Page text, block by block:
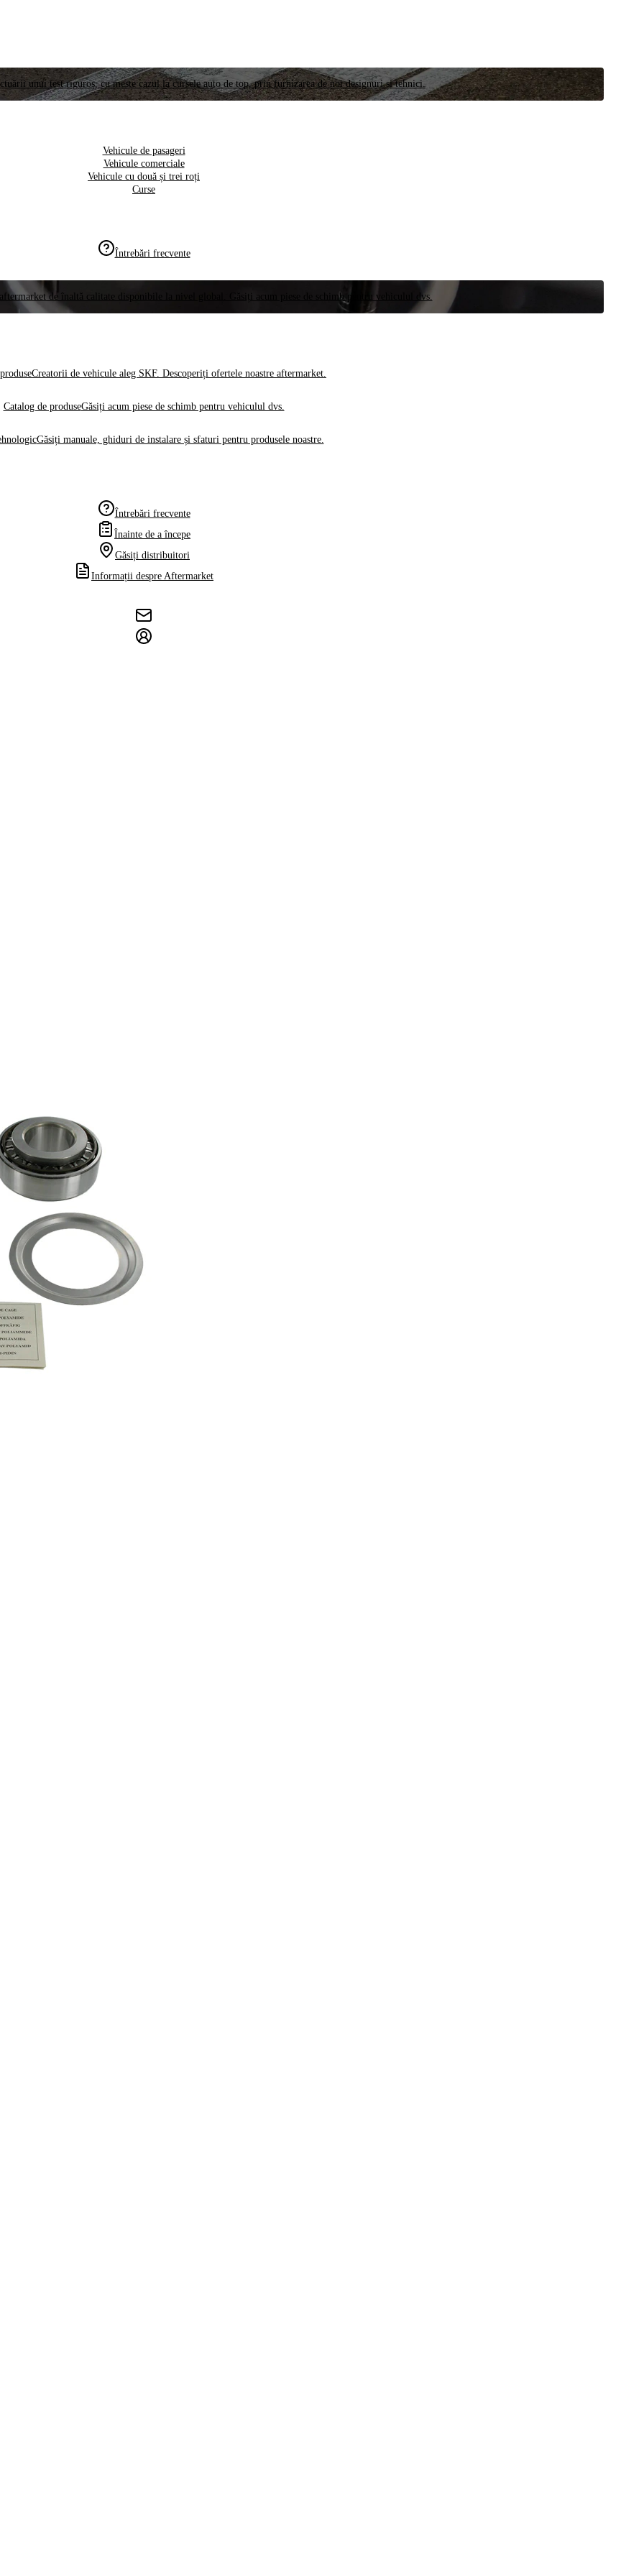
unui test riguros, cu meste cazul la cursele auto de top, prin furnizarea de noi designuri și tehnici.
Vehicule de pasageri
Vehicule comerciale
Vehicule cu două și trei roți
Curse
Întrebări frecvente
de înaltă calitate disponibile la nivel global. Găsiți acum piese de schimb pentru vehiculul dvs.
Creatorii de vehicule aleg SKF. Descoperiți ofertele noastre aftermarket.
Catalog de produseGăsiți acum piese de schimb pentru vehiculul dvs.
Găsiți manuale, ghiduri de instalare și sfaturi pentru produsele noastre.
Întrebări frecvente
Înainte de a începe
Găsiți distribuitori
Informații despre Aftermarket